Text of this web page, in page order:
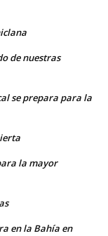
de nuestras
se prepara para la
la mayor
en la Bahía en